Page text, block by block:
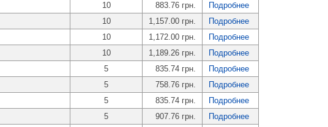
10 883.76 грн.
Подробнее
10 1,157.00 грн.
Подробнее
10 1,172.00 грн.
Подробнее
10 1,189.26 грн.
Подробнее
5 835.74 грн.
Подробнее
5 758.76 грн.
Подробнее
5 835.74 грн.
Подробнее
5 907.76 грн.
Подробнее